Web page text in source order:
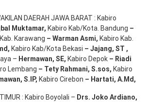
DAERAH JAWA BARAT : Kabiro
Muktamar, Kabiro Kab/Kota. Bandung –
Karawang – Warman Asmi, Kabiro Kab.
, Kabiro Kab/Kota Bekasi – Jajang, ST ,
– Hermawan, SE, Kabiro Depok – Riadi
Lembang – Tety Rahmani, S.sos, Kabiro
, S.IP, Kabiro Cirebon – Hartati, A.Md,
: Kabiro Boyolali – Drs. Joko Ardiano,